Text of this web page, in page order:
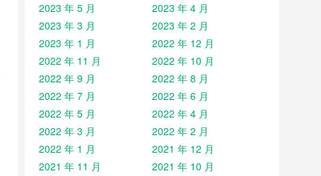
2023 年 5 月
2023 年 4 月
2023 年 3 月
2023 年 2 月
2023 年 1 月
2022 年 12 月
2022 年 11 月
2022 年 10 月
2022 年 9 月
2022 年 8 月
2022 年 7 月
2022 年 6 月
2022 年 5 月
2022 年 4 月
2022 年 3 月
2022 年 2 月
2022 年 1 月
2021 年 12 月
2021 年 11 月
2021 年 10 月